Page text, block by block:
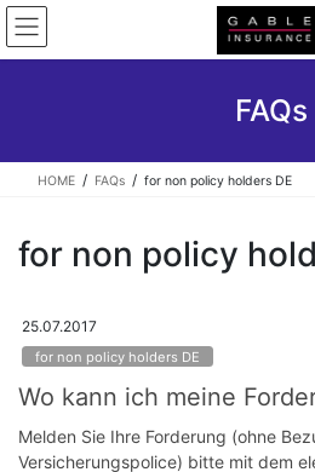
Skip
the
Skip
the
FAQs
HOME FAQs for non policy holders DE
for non policy
25.07.2017
for non policy holders DE
Wo kann ich meine
Melden Sie Ihre Forderung (ohne
Versicherungspolice) bitte mit dem